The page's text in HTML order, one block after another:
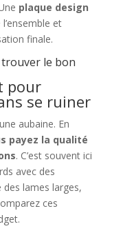
plaque design
et
finale.
le bon
pour
se ruiner
aubaine. En
payez la qualité
. C’est souvent ici
avec des
lames larges,
ces